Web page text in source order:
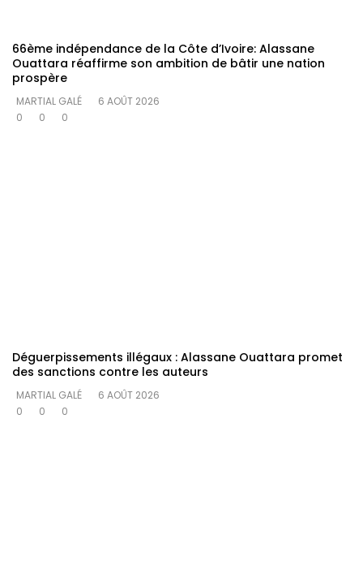
66ème indépendance de la Côte d’Ivoire: Alassane
Ouattara réaffirme son ambition de bâtir une nation
prospère
MARTIAL GALÉ
6 AOÛT 2026
0
0 0
Déguerpissements illégaux : Alassane Ouattara promet
des sanctions contre les auteurs
MARTIAL GALÉ
6 AOÛT 2026
0
0 0